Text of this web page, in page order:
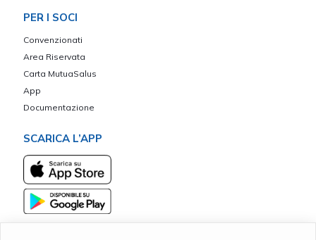
PER I SOCI
Convenzionati
Area Riservata
Carta MutuaSalus
App
Documentazione
SCARICA L’APP